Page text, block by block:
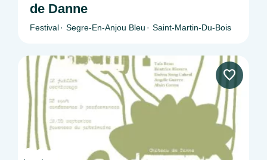
de Danne
Festival Segre-En-Anjou Bleu Saint-Martin-Du-Bois